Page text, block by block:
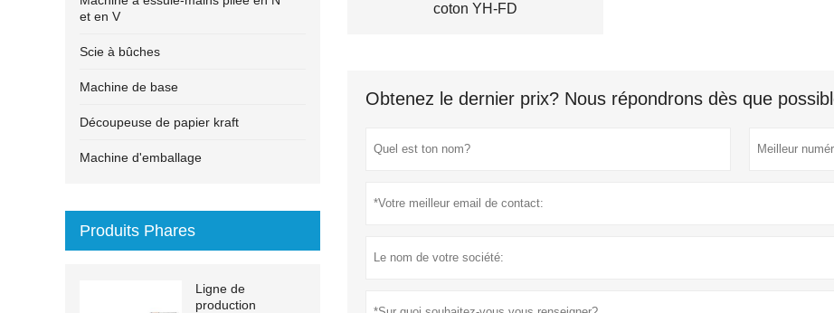
coton YH-FD
Obtenez le dernier prix? Nous répondrons dès que
et en V
Scie à bûches
Machine de base
Découpeuse de papier kraft
Machine d'emballage
Produits Phares
Ligne de
production